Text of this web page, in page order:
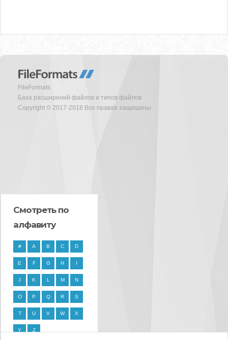
FileFormats
База расширений файлов и типов файлов
Copyright © 2017-2018 Все правая защищены
Смотреть по
алфавиту
# A B C D
E F G H I
J K L M N
O P Q R S
T U V W X
Y Z